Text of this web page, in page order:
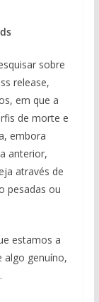
sobre
release,
em que a
de morte e
embora
anterior,
através de
pesadas ou
estamos a
algo genuíno,